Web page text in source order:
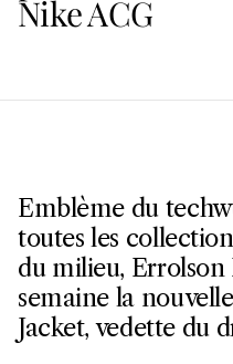
Nike ACG
Emblème du
toutes les
du milieu,
semaine la
Jacket, vedette du